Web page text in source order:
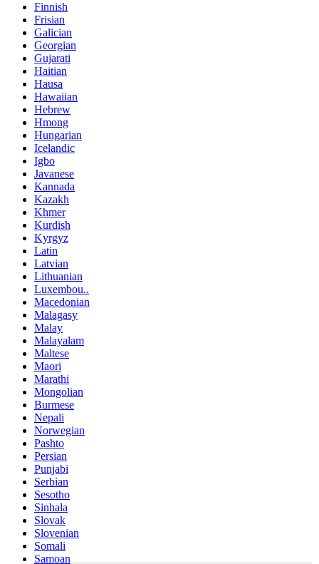
Finnish
Frisian
Galician
Georgian
Gujarati
Haitian
Hausa
Hawaiian
Hebrew
Hmong
Hungarian
Icelandic
Igbo
Javanese
Kannada
Kazakh
Khmer
Kurdish
Kyrgyz
Latin
Latvian
Lithuanian
Luxembou..
Macedonian
Malagasy
Malay
Malayalam
Maltese
Maori
Marathi
Mongolian
Burmese
Nepali
Norwegian
Pashto
Persian
Punjabi
Serbian
Sesotho
Sinhala
Slovak
Slovenian
Somali
Samoan